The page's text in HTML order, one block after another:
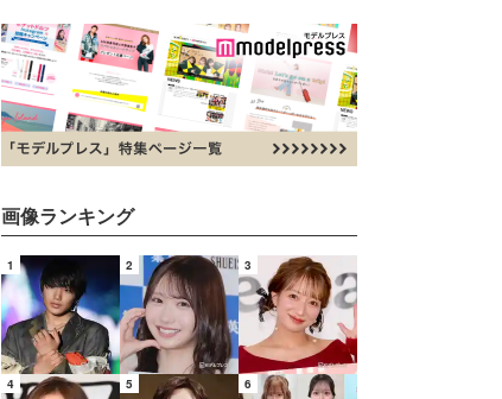
画像ランキング
1 2 3
4 5 6